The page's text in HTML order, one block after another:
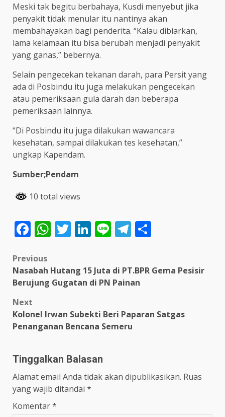
Meski tak begitu berbahaya, Kusdi menyebut jika
penyakit tidak menular itu nantinya akan
membahayakan bagi penderita. “Kalau dibiarkan,
lama kelamaan itu bisa berubah menjadi penyakit
yang ganas,” bebernya.
Selain pengecekan tekanan darah, para Persit yang
ada di Posbindu itu juga melakukan pengecekan
atau pemeriksaan gula darah dan beberapa
pemeriksaan lainnya.
“Di Posbindu itu juga dilakukan wawancara
kesehatan, sampai dilakukan tes kesehatan,”
ungkap Kapendam.
Sumber;Pendam
10 total views
Facebook
WhatsApp
Twitter
LinkedIn
LineTelegram
Post
navigation
Previous
Nasabah Hutang 15 Juta di PT.BPR Gema Pesisir
Berujung Gugatan di PN Painan
Next
Kolonel Irwan Subekti Beri Paparan Satgas
Penanganan Bencana Semeru
Tinggalkan Balasan
Alamat email Anda tidak akan dipublikasikan. Ruas
yang wajib ditandai *
Komentar*